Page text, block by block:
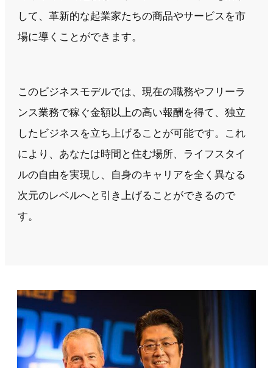
して、革新的な起業家たちの商品やサービスを市
場に導くことができます。
このビジネスモデルでは、現在の職務やフリーラ
ンス業務で稼ぐ金額以上の高い報酬を得て、独立
したビジネスを立ち上げることが可能です。これ
により、あなたは時間と住む場所、ライフスタイ
ルの自由を実現し、自身のキャリアを全く異なる
次元のレベルへと引き上げることができるので
す。